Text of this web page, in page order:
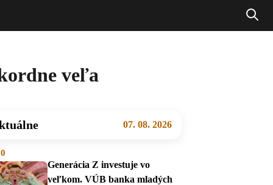
veľa
07. 08. 2026
Generácia Z investuje vo
veľkom. VÚB banka mladých